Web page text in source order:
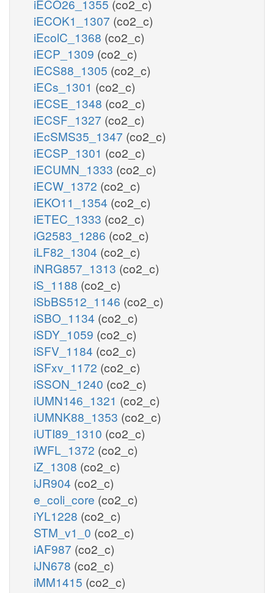
iECO26_1355 (co2_c)
iECOK1_1307 (co2_c)
iEcolC_1368 (co2_c)
iECP_1309 (co2_c)
iECS88_1305 (co2_c)
iECs_1301 (co2_c)
iECSE_1348 (co2_c)
iECSF_1327 (co2_c)
iEcSMS35_1347 (co2_c)
iECSP_1301 (co2_c)
iECUMN_1333 (co2_c)
iECW_1372 (co2_c)
iEKO11_1354 (co2_c)
iETEC_1333 (co2_c)
iG2583_1286 (co2_c)
iLF82_1304 (co2_c)
iNRG857_1313 (co2_c)
iS_1188 (co2_c)
iSbBS512_1146 (co2_c)
iSBO_1134 (co2_c)
iSDY_1059 (co2_c)
iSFV_1184 (co2_c)
iSFxv_1172 (co2_c)
iSSON_1240 (co2_c)
iUMN146_1321 (co2_c)
iUMNK88_1353 (co2_c)
iUTI89_1310 (co2_c)
iWFL_1372 (co2_c)
iZ_1308 (co2_c)
iJR904 (co2_c)
e_coli_core (co2_c)
iYL1228 (co2_c)
STM_v1_0 (co2_c)
iAF987 (co2_c)
iJN678 (co2_c)
iMM1415 (co2_c)